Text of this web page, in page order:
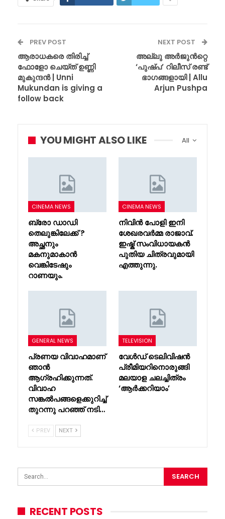
PREV POST
ആരാധകരെ തിരിച്ച്
ഫോളോ ചെയ്ത് ഉണ്ണി
മുകുന്ദൻ | Unni
Mukundan is giving a
follow back
NEXT POST
അല്ലു അർജുൻറ്റെ
‘പുഷ്പ’ റിലീസ് രണ്ട്
ഭാഗങ്ങളായി | Allu
Arjun Pushpa
All
YOU MIGHT ALSO LIKE
CINEMA NEWS
ബ്രോ ഡാഡി
തെലുങ്കിലേക്ക് ?
അച്ഛനും
മകനുമാകാൻ
വെങ്കിടേഷും
റാണയും.
CINEMA NEWS
നിവിൻ പോളി ഇനി
ശേഖരവർമ്മ രാജാവ്.
ഇഷ്ക് സംവിധായകൻ
പുതിയ ചിത്രവുമായി
എത്തുന്നു.
GENERAL NEWS
പ്രണയ വിവാഹമാണ്
ഞാൻ
ആഗ്രഹിക്കുന്നത്.
വിവാഹ
സങ്കൽപങ്ങളെക്കുറിച്ച്
തുറന്നു പറഞ്ഞ് നടി…
TELEVISION
വേൾഡ് ടെലിവിഷൻ
പ്രീമിയറിനൊരുങ്ങി
മലയാള ചലച്ചിത്രം
‘ആർക്കറിയാം’
PREV NEXT
RECENT POSTS